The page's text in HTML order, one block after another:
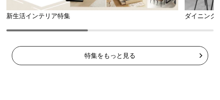
新生活インテリア特集 ダイニング
特集をもっと見る